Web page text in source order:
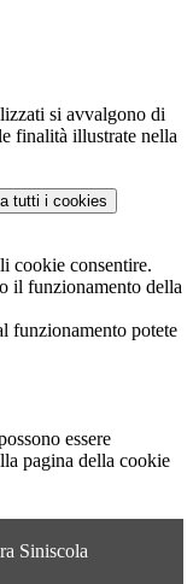
si avvalgono di
finalità illustrate nella
tutti i cookies
cookie consentire.
il funzionamento della
funzionamento potete
essere
pagina della cookie
Siniscola